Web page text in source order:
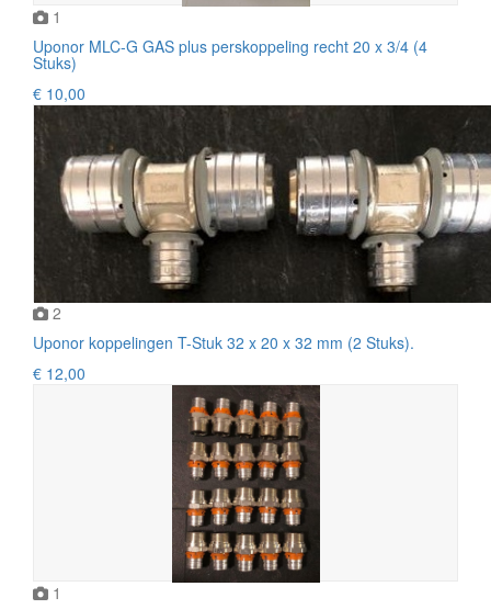
1
Uponor MLC-G GAS plus perskoppeling recht 20 x 3/4 (4
Stuks)
€ 10,00
2
Uponor koppelingen T-Stuk 32 x 20 x 32 mm (2 Stuks).
€ 12,00
1